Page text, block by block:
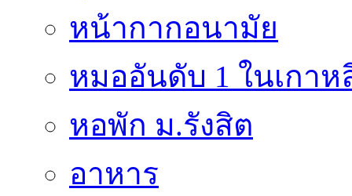
หน้ากากอนามัย
หมออันดับ 1 ในเกาห
หอพัก ม.รังสิต
อาหาร